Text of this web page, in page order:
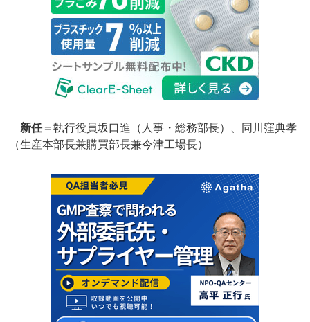
新任＝執行役員坂口進（人事・総務部長）、同川窪典孝
（生産本部長兼購買部長兼今津工場長）